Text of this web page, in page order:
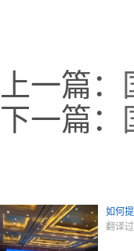
上一篇：
下一篇：
如何
翻译